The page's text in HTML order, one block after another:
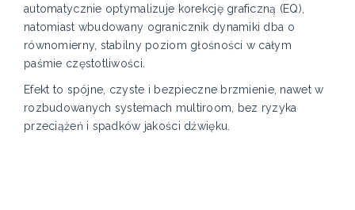
automatycznie optymalizuje korekcję graficzną (EQ),
natomiast wbudowany ogranicznik dynamiki dba o
równomierny, stabilny poziom głośności w całym
paśmie częstotliwości.
Efekt to spójne, czyste i bezpieczne brzmienie, nawet w
rozbudowanych systemach multiroom, bez ryzyka
przeciążeń i spadków jakości dźwięku.